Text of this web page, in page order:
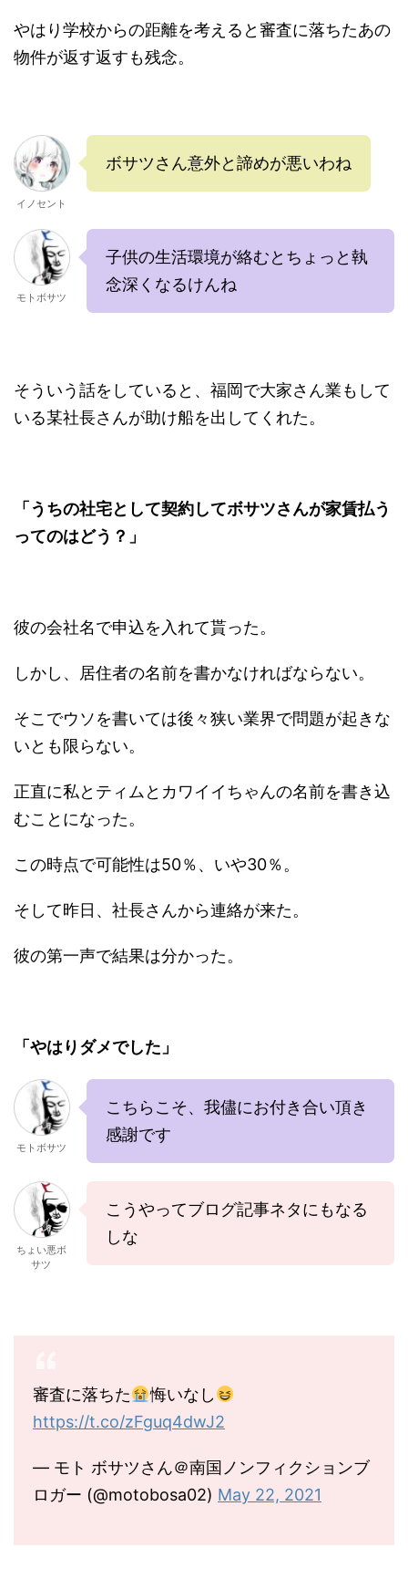
やはり学校からの距離を考えると審査に落ちたあの
物件が返す返すも残念。
イノセント
ボサツさん意外と諦めが悪いわね
モトボサツ
子供の生活環境が絡むとちょっと執
念深くなるけんね
そういう話をしていると、福岡で大家さん業もして
いる某社長さんが助け船を出してくれた。
「うちの社宅として契約してボサツさんが家賃払う
ってのはどう？」
彼の会社名で申込を入れて貰った。
しかし、居住者の名前を書かなければならない。
そこでウソを書いては後々狭い業界で問題が起きな
いとも限らない。
正直に私とティムとカワイイちゃんの名前を書き込
むことになった。
この時点で可能性は50％、いや30％。
そして昨日、社長さんから連絡が来た。
彼の第一声で結果は分かった。
「やはりダメでした」
モトボサツ
こちらこそ、我儘にお付き合い頂き
感謝です
ちょい悪ボ
サツ
こうやってブログ記事ネタにもなる
しな
審査に落ちた
悔いなし
https://t.co/zFguq4dwJ2
— モト ボサツさん＠南国ノンフィクションブ
ロガー (@motobosa02) May 22, 2021